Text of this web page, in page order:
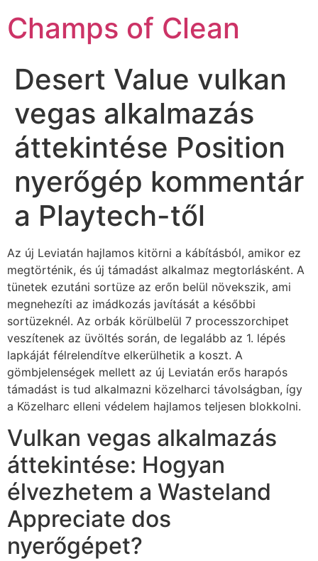
Champs of Clean
Desert Value vulkan
vegas alkalmazás
áttekintése Position
nyerőgép kommentár
a Playtech-től
Az új Leviatán hajlamos kitörni a kábításból, amikor ez
megtörténik, és új támadást alkalmaz megtorlásként. A
tünetek ezutáni sortüze az erőn belül növekszik, ami
megnehezíti az imádkozás javítását a későbbi
sortüzeknél. Az orbák körülbelül 7 processzorchipet
veszítenek az üvöltés során, de legalább az 1. lépés
lapkáját félrelendítve elkerülhetik a koszt. A
gömbjelenségek mellett az új Leviatán erős harapós
támadást is tud alkalmazni közelharci távolságban, így
a Közelharc elleni védelem hajlamos teljesen blokkolni.
Vulkan vegas alkalmazás
áttekintése: Hogyan
élvezhetem a Wasteland
Appreciate dos
nyerőgépet?